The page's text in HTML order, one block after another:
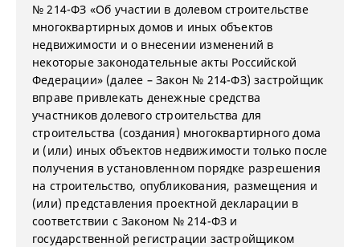
№ 214-ФЗ «Об участии в долевом строительстве
многоквартирных домов и иных объектов
недвижимости и о внесении изменений в
некоторые законодательные акты Российской
Федерации» (далее – Закон № 214-ФЗ) застройщик
вправе привлекать денежные средства
участников долевого строительства для
строительства (создания) многоквартирного дома
и (или) иных объектов недвижимости только после
получения в установленном порядке разрешения
на строительство, опубликования, размещения и
(или) представления проектной декларации в
соответствии с Законом № 214-ФЗ и
государственной регистрации застройщиком